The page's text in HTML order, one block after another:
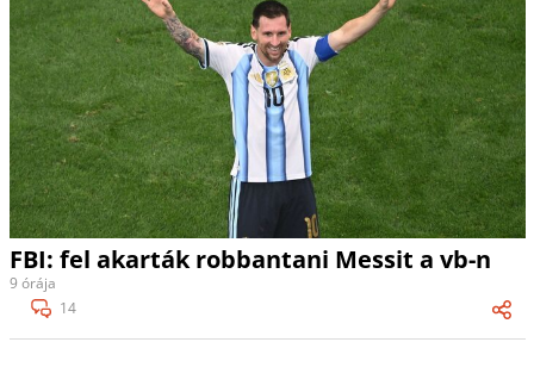
FBI: fel akarták robbantani Messit a vb-n
9 órája
14